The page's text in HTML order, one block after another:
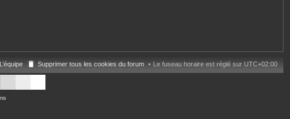
Le fuseau horaire est réglé sur UTC+02:00
Supprimer tous les cookies du forum
L’équipe